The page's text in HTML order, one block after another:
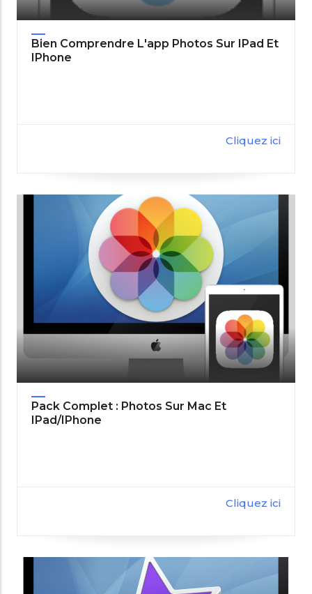
Bien Comprendre L'app Photos Sur IPad Et
IPhone
Cliquez ici
Pack Complet : Photos Sur Mac Et
IPad/iPhone
Cliquez ici